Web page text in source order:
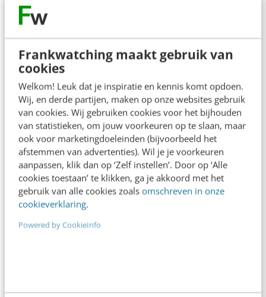
Frankwatching maakt gebruik van
cookies
Welkom! Leuk dat je inspiratie en kennis komt opdoen.
Wij, en derde partijen, maken op onze websites gebruik
van cookies. Wij gebruiken cookies voor het bijhouden
van statistieken, om jouw voorkeuren op te slaan, maar
ook voor marketingdoeleinden (bijvoorbeeld het
afstemmen van advertenties). Wil je je voorkeuren
aanpassen, klik dan op ‘Zelf instellen’. Door op ‘Alle
cookies toestaan’ te klikken, ga je akkoord met het
gebruik van alle cookies zoals omschreven in onze
cookieverklaring.
Powered by CookieInfo
Contact
redactie@frankwatching.com
+31 30 200 1045
Tarieven
Meer contactopties
Frankwatching
Adverteren
Contact